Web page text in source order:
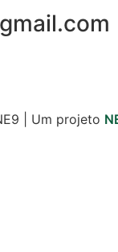
| Um projeto